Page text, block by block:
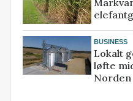
BUSINESS
Lokalt
løfte
Norden